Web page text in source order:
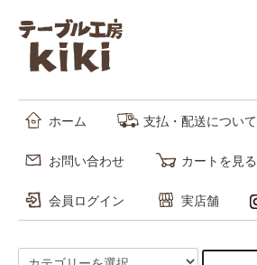
ホーム 支払・配送について
お問い合わせ カートを見る
会員ログイン 実店舗